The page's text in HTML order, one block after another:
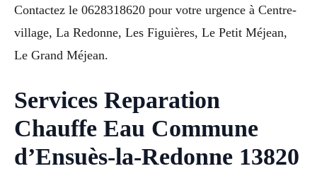
Contactez le 0628318620 pour votre urgence à Centre-
village, La Redonne, Les Figuières, Le Petit Méjean,
Le Grand Méjean.
Services Reparation
Chauffe Eau Commune
d’Ensuès-la-Redonne 13820